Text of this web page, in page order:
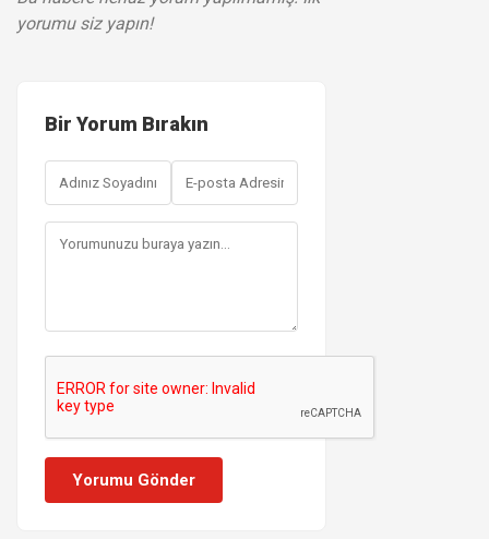
yorumu siz yapın!
Bir Yorum Bırakın
Yorumu Gönder